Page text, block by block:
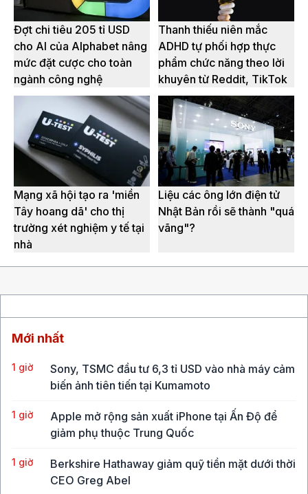
Đợt chi tiêu 205 tỉ USD
cho AI của Alphabet nâng
mức đặt cược cho toàn
ngành công nghệ
Thanh thiếu niên mắc
ADHD tự phối hợp thực
phẩm chức năng theo lời
khuyên từ Reddit, TikTok
Mạng xã hội tạo ra 'miền
Tây hoang dã' cho thị
trường xét nghiệm y tế tại
nhà
Liệu các ông lớn điện tử
Nhật Bản rồi sẽ thành "quá
vãng"?
Mới nhất
1 giờ
Sony, TSMC đầu tư 6,3 tỉ USD vào nhà máy cảm
biến ảnh tiên tiến tại Kumamoto
1 giờ
Apple mở rộng sản xuất iPhone tại Ấn Độ để
giảm phụ thuộc Trung Quốc
1 giờ
Berkshire Hathaway giảm quỹ tiền mặt dưới thời
CEO Greg Abel